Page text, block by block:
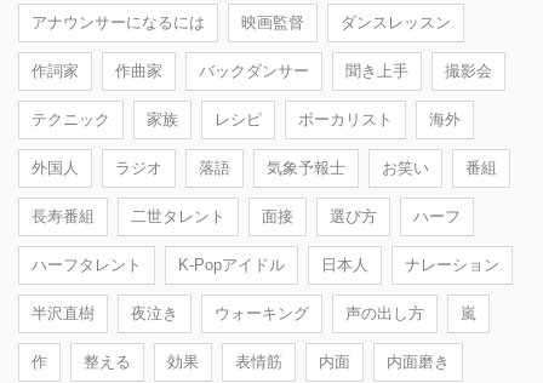
アナウンサーになるには 映画監督 ダンスレッスン
作詞家 作曲家 バックダンサー 聞き上手 撮影会
テクニック 家族 レシピ ボーカリスト 海外
外国人 ラジオ 落語 気象予報士 お笑い 番組
長寿番組 二世タレント 面接 選び方 ハーフ
ハーフタレント K-Popアイドル 日本人 ナレーション
半沢直樹 夜泣き ウォーキング 声の出し方 嵐
作 整える 効果 表情筋 内面 内面磨き